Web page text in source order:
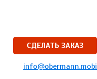
СДЕЛАТЬ ЗАКАЗ
info@obermann.mobi